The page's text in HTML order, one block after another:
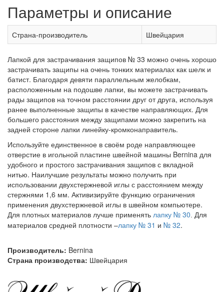
Параметры и описание
Страна-производитель Швейцария
Лапкой для застрачивания защипов № 33 можно очень хорошо
застрачивать защипы на очень тонких материалах как шелк и
батист. Благодаря девяти параллельным желобкам,
расположенным на подошве лапки, вы можете застрачивать
рады защипов на точном расстоянии друг от друга, используя
ранее выполненные защипы в качестве направляющих. Для
большего расстояния между защипами можно закрепить на
задней стороне лапки линейку-кромконаправитель.
Используйте единственное в своём роде направляющее
отверстие в игольной пластине швейной машины Bernina для
удобного и простого застрачивания защипов с вкладной
нитью. Наилучшие результаты можно получить при
использовании двухстержневой иглы с расстоянием между
стержнями 1,6 мм. Активизируйте функцию ограничения
применения двухстержневой иглы в швейном компьютере.
Для плотных материалов лучше применять лапку № 30 Для
материалов средней плотности –лапку № 31 и № 32.
Производитель: Bernina
Страна производства: Швейцария